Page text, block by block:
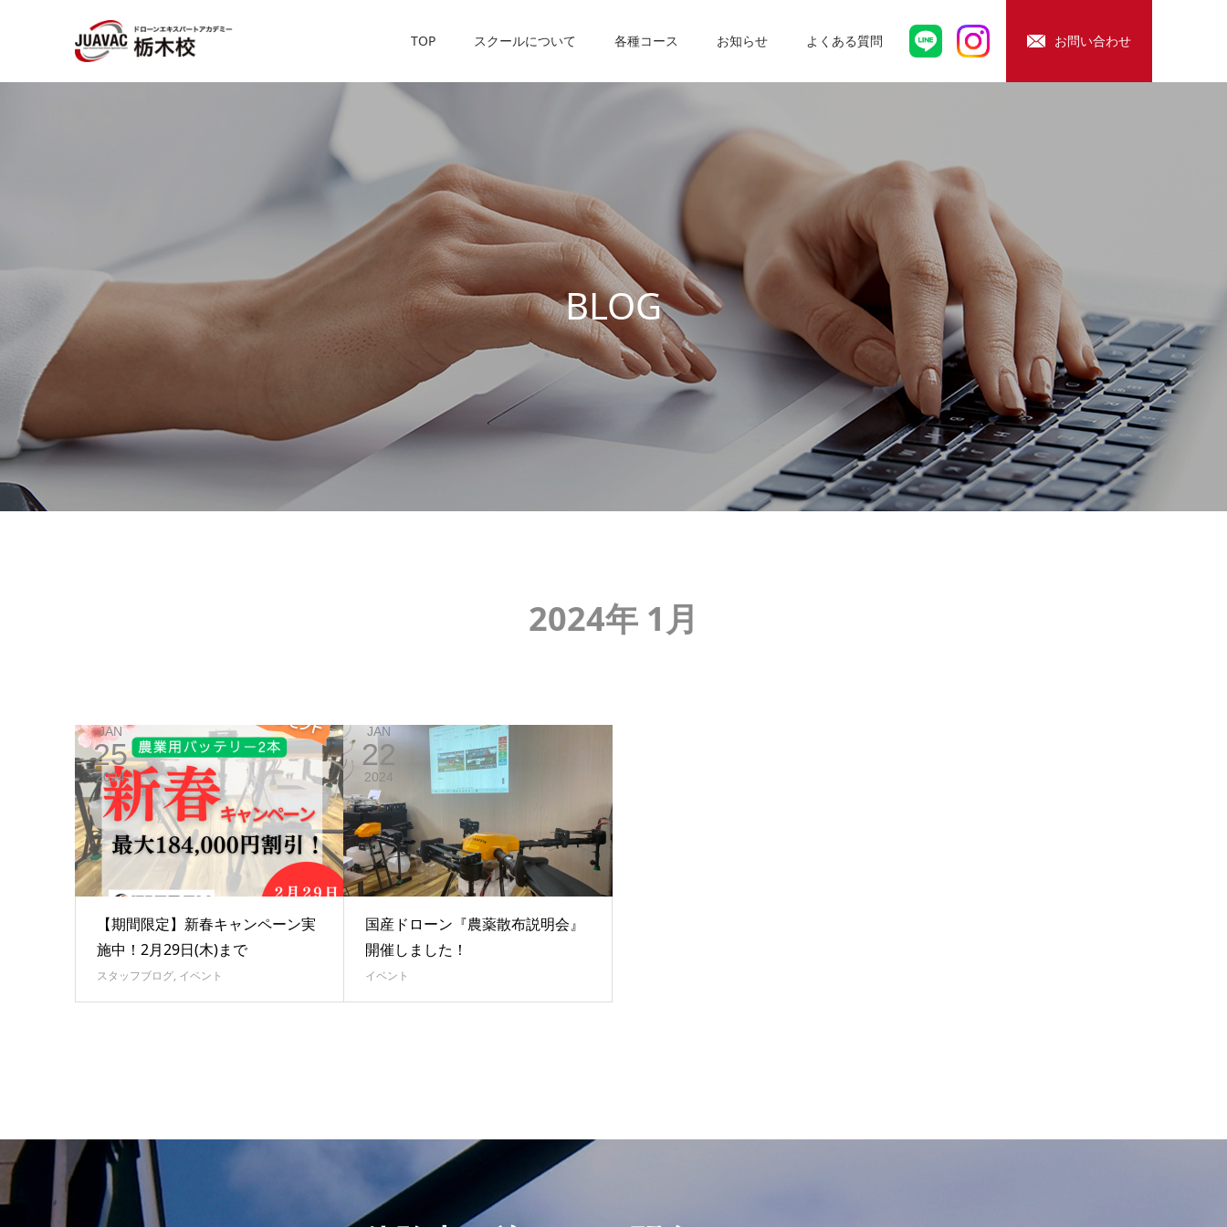
TOP スクールについて 各種コース お知らせ よくある質問 お問い合わせ
BLOG
2024年 1月
JAN
25
2024
【期間限定】新春キャンペーン実
施中！2月29日(木)まで
スタッフブログ, イベント
JAN
22
2024
国産ドローン『農薬散布説明会』
開催しました！
イベント